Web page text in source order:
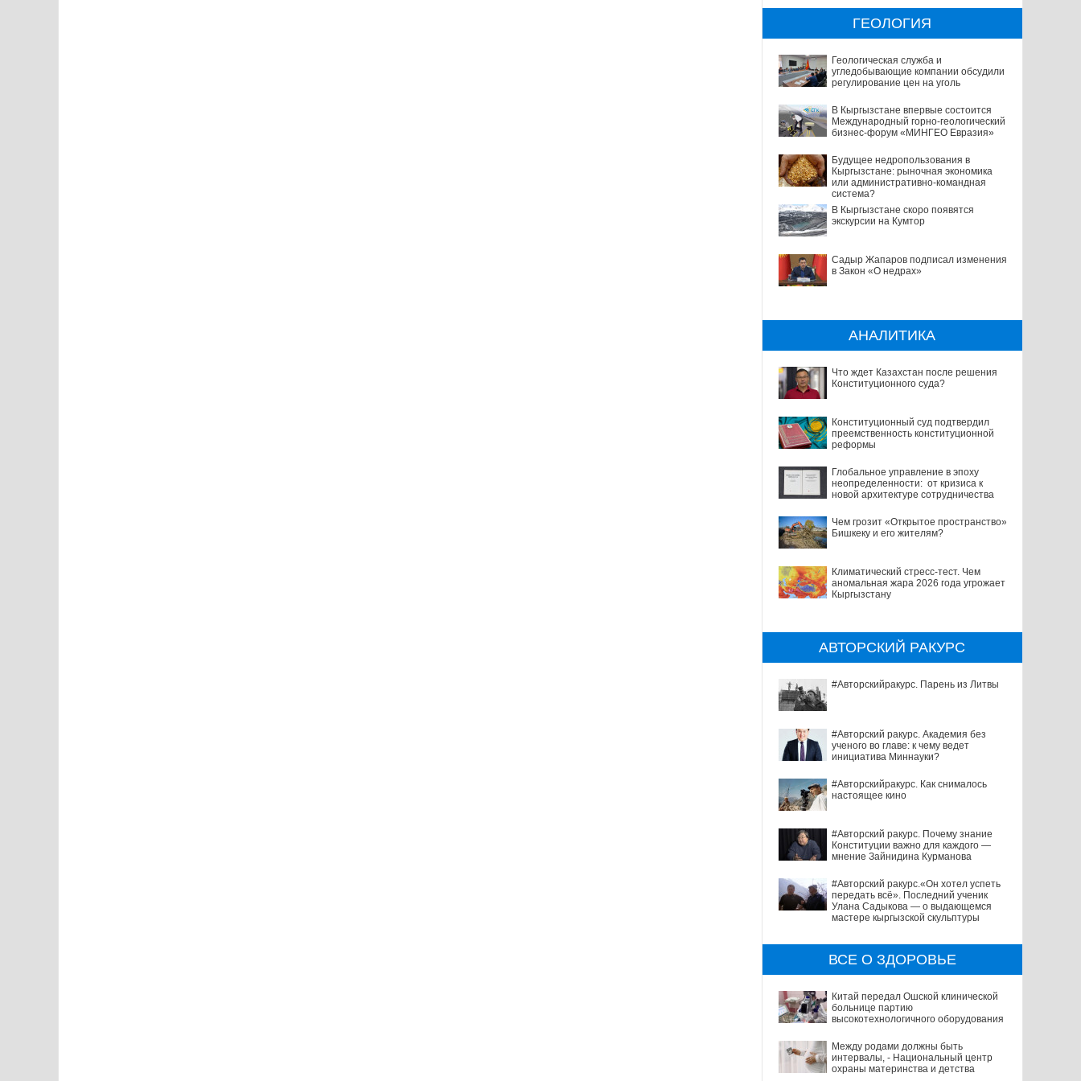
ГЕОЛОГИЯ
Геологическая служба и
угледобывающие компании обсудили
регулирование цен на уголь
В Кыргызстане впервые состоится
Международный горно-геологический
бизнес-форум «МИНГЕО Евразия»
Будущее недропользования в
Кыргызстане: рыночная экономика
или административно-командная
система?
В Кыргызстане скоро появятся
экскурсии на Кумтор
Садыр Жапаров подписал изменения
в Закон «О недрах»
АНАЛИТИКА
Что ждет Казахстан после решения
Конституционного суда?
Конституционный суд подтвердил
преемственность конституционной
реформы
Глобальное управление в эпоху
неопределенности: от кризиса к
новой архитектуре сотрудничества
Чем грозит «Открытое пространство»
Бишкеку и его жителям?
Климатический стресс-тест. Чем
аномальная жара 2026 года угрожает
Кыргызстану
АВТОРСКИЙ РАКУРС
#Авторскийракурс. Парень из Литвы
#Авторский ракурс. Академия без
ученого во главе: к чему ведет
инициатива Миннауки?
#Авторскийракурс. Как снималось
настоящее кино
#Авторский ракурс. Почему знание
Конституции важно для каждого —
мнение Зайнидина Курманова
#Авторский ракурс.«Он хотел успеть
передать всё». Последний ученик
Улана Садыкова — о выдающемся
мастере кыргызской скульптуры
ВСЕ О ЗДОРОВЬЕ
Китай передал Ошской клинической
больнице партию
высокотехнологичного оборудования
Между родами должны быть
интервалы, - Национальный центр
охраны материнства и детства